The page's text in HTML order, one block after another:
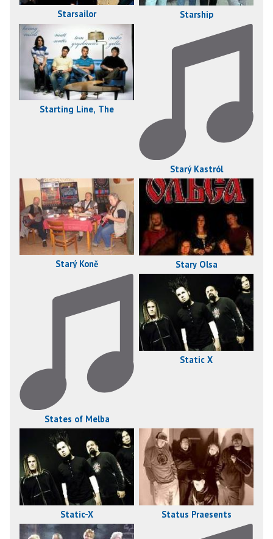
Starsailor Starship
Starting Line, The
Starý Kastról
Starý Koně Stary Olsa
States of Melba
Static X
Static-X Status Praesents